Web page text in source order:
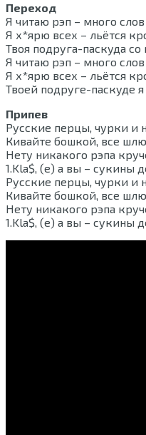
Переход
Я читаю рэп – много слов
Я х*ярю всех – льётся
Твоя подруга-паскуда
Я читаю рэп – много слов
Я х*ярю всех – льётся
Твоей подруге-паскуде
Припев
Русские перцы, чурки и
Кивайте бошкой, все
Нету никакого рэпа
1.Kla$, (е) а вы – сукины
Русские перцы, чурки и
Кивайте бошкой, все
Нету никакого рэпа
1.Kla$, (е) а вы – сукины